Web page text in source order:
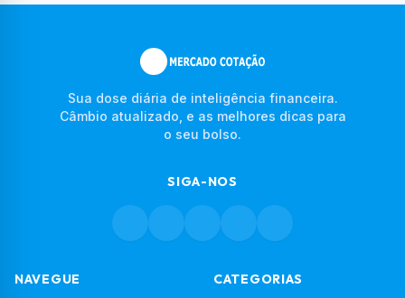
Sua dose diária de inteligência financeira.
Câmbio atualizado, e as melhores dicas para
o seu bolso.
SIGA-NOS
NAVEGUE CATEGORIAS